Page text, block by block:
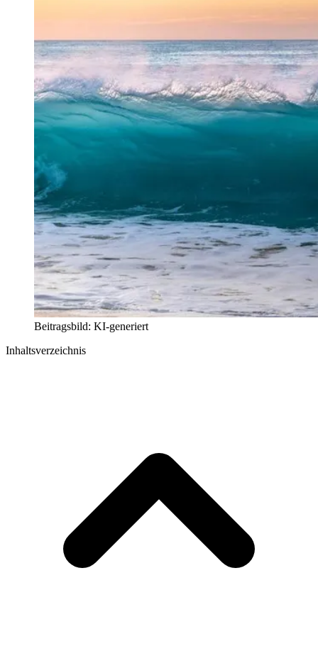
Beitragsbild: KI-generiert
Inhaltsverzeichnis